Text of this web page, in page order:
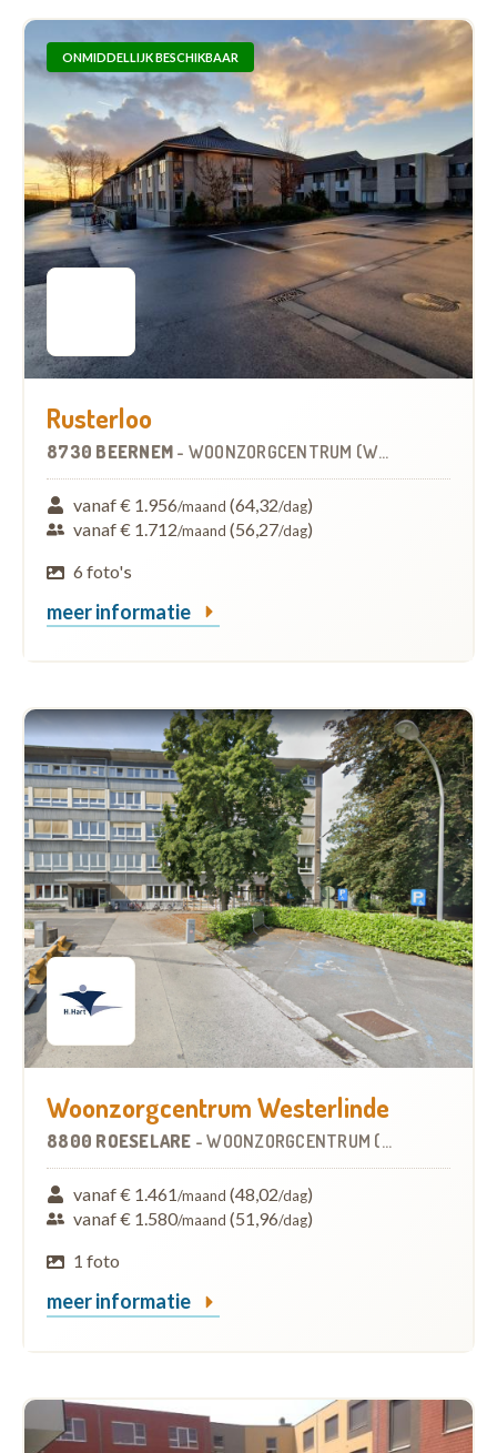
ONMIDDELLIJK BESCHIKBAAR
Rusterloo
8730 BEERNEM - WOONZORGCENTRUM (WZC)
vanaf € 1.956/maand (64,32/dag)
vanaf € 1.712/maand (56,27/dag)
6 foto's
meer informatie
Woonzorgcentrum Westerlinde
8800 ROESELARE -WOONZORGCENTRUM (WZC)
vanaf € 1.461/maand (48,02/dag)
vanaf € 1.580/maand (51,96/dag)
1 foto
meer informatie